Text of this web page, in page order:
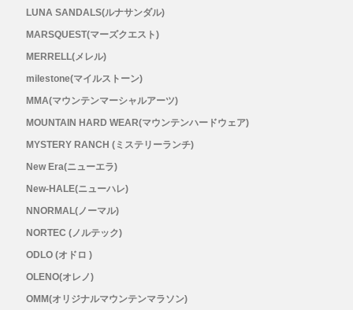
LUNA SANDALS(ルナサンダル)
MARSQUEST(マーズクエスト)
MERRELL(メレル)
milestone(マイルストーン)
MMA(マウンテンマーシャルアーツ)
MOUNTAIN HARD WEAR(マウンテンハードウェア)
MYSTERY RANCH (ミステリーランチ)
New Era(ニューエラ)
New-HALE(ニューハレ)
NNORMAL(ノーマル)
NORTEC (ノルテック)
ODLO (オドロ )
OLENO(オレノ)
OMM(オリジナルマウンテンマラソン)